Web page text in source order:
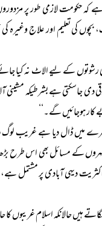
حکومت لازمی طور پر
کی تعلیم اور علاج وغیرہ
رشوتوں کے لیے الاٹ نہ کیا
دی جاسکتی ہے بشرطیکہ مشینی
ہوجائیں گے۔‘‘
خطرے میں ڈال دیا ہے غریب
کے مسائل بھی اس طرح
دیہی آبادی پر مشتمل
ہیں حالانکہ اسلام غریبوں کا